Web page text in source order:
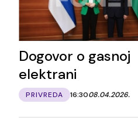
Dogovor o gasnoj
elektrani
PRIVREDA 16:3008.04.2026.